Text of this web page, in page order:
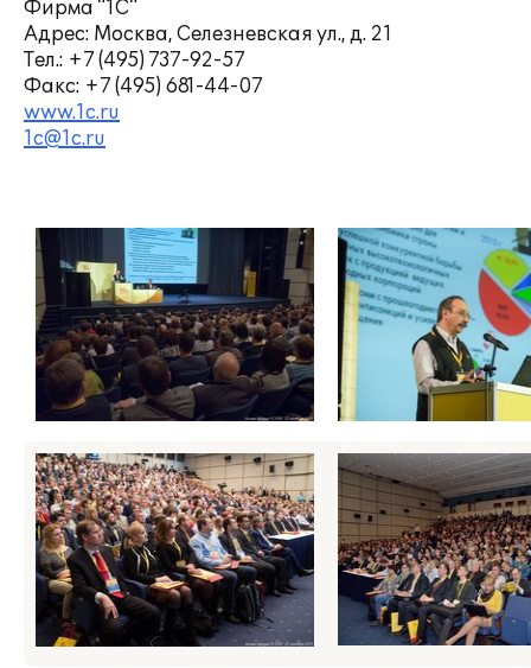
Фирма "1С"
Адрес: Москва, Селезневская ул., д. 21
Тел.: +7 (495) 737-92-57
Факс: +7 (495) 681-44-07
www.1c.ru
1c@1c.ru